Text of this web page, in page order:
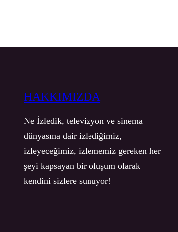
HAKKIMIZDA
Ne İzledik, televizyon ve sinema
dünyasına dair izlediğimiz,
izleyeceğimiz, izlememiz gereken her
şeyi kapsayan bir oluşum olarak
kendini sizlere sunuyor!